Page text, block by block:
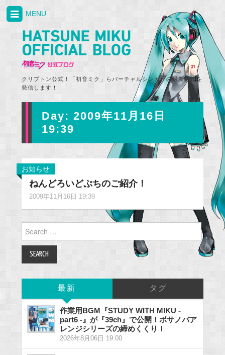
クリプトン公式！「初音ミク」らバーチャルシンガーの最新情報を
発信します！
MENU
Day: 2009年11月16日
19:39
お知らせ
ねんどろいどぷちのご紹介！
2009年11月16日 19:39
Search
for:
最新 タグ
作業用BGM『STUDY WITH MIKU -
part6 -』が『39ch』で公開！ボサノバア
レンジシリーズの締めくくり！
2026年8月06日 19:00